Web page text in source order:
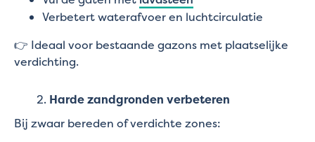
Verbetert waterafvoer en luchtcirculatie
👉 Ideaal voor bestaande gazons met plaatselijke
verdichting.
2. Harde zandgronden verbeteren
Bij zwaar bereden of verdichte zones: